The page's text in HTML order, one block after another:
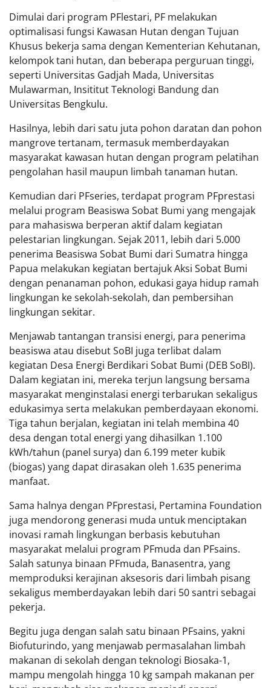
Dimulai dari program PFlestari, PF melakukan
optimalisasi fungsi Kawasan Hutan dengan Tujuan
Khusus bekerja sama dengan Kementerian Kehutanan,
kelompok tani hutan, dan beberapa perguruan tinggi,
seperti Universitas Gadjah Mada, Universitas
Mulawarman, Insititut Teknologi Bandung dan
Universitas Bengkulu.
Hasilnya, lebih dari satu juta pohon daratan dan pohon
mangrove tertanam, termasuk memberdayakan
masyarakat kawasan hutan dengan program pelatihan
pengolahan hasil maupun limbah tanaman hutan.
Kemudian dari PFseries, terdapat program PFprestasi
melalui program Beasiswa Sobat Bumi yang mengajak
para mahasiswa berperan aktif dalam kegiatan
pelestarian lingkungan. Sejak 2011, lebih dari 5.000
penerima Beasiswa Sobat Bumi dari Sumatra hingga
Papua melakukan kegiatan bertajuk Aksi Sobat Bumi
dengan penanaman pohon, edukasi gaya hidup ramah
lingkungan ke sekolah-sekolah, dan pembersihan
lingkungan sekitar.
Menjawab tantangan transisi energi, para penerima
beasiswa atau disebut SoBI juga terlibat dalam
kegiatan Desa Energi Berdikari Sobat Bumi (DEB SoBI).
Dalam kegiatan ini, mereka terjun langsung bersama
masyarakat menginstalasi energi terbarukan sekaligus
edukasimya serta melakukan pemberdayaan ekonomi.
Tiga tahun berjalan, kegiatan ini telah membina 40
desa dengan total energi yang dihasilkan 1.100
kWh/tahun (panel surya) dan 6.199 meter kubik
(biogas) yang dapat dirasakan oleh 1.635 penerima
manfaat.
Sama halnya dengan PFprestasi, Pertamina Foundation
juga mendorong generasi muda untuk menciptakan
inovasi ramah lingkungan berbasis kebutuhan
masyarakat melalui program PFmuda dan PFsains.
Salah satunya binaan PFmuda, Banasentra, yang
memproduksi kerajinan aksesoris dari limbah pisang
sekaligus memberdayakan lebih dari 50 santri sebagai
pekerja.
Begitu juga dengan salah satu binaan PFsains, yakni
Biofuturindo, yang menjawab permasalahan limbah
makanan di sekolah dengan teknologi Biosaka-1,
mampu mengolah hingga 10 kg sampah makanan per